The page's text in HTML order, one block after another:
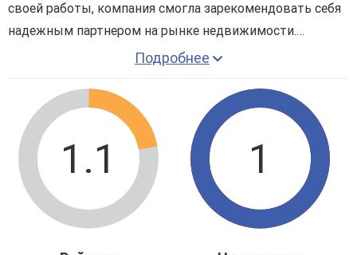
своей работы, компания смогла зарекомендовать себя
надежным партнером на рынке недвижимости.
На сегодняшний день компания реализует свой первый
Застройка занимает участок общей площадью около
100 000 м
К определенным плюсам компании можно отнести:
технологий и материалов;
сотрудничество с крупными зарубежными
строительными организациями;
аккредитации строящихся объектов, что
позволяет приобретать недвижимость в
привлечением кредитных средств.
Объект ЖК "Sampo"сдан.
Подробнее
1.1 1